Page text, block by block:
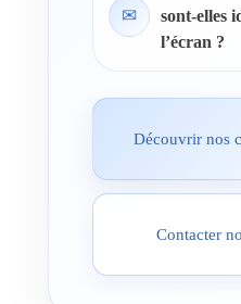
✉
sont-elles
l’écran ?
Découvrir nos
Contacter